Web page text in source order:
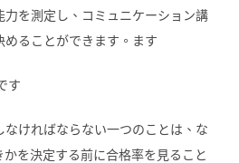
を測定し、コミュニケーション講
ることができます。ます
す
なければならない一つのことは、な
を決定する前に合格率を見ること